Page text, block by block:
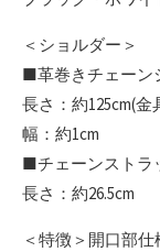
＜ショルダー＞
■革巻きチェーン
長さ：約125cm(金
幅：約1cm
■チェーンストラ
長さ：約26.5cm
＜特徴＞開口部